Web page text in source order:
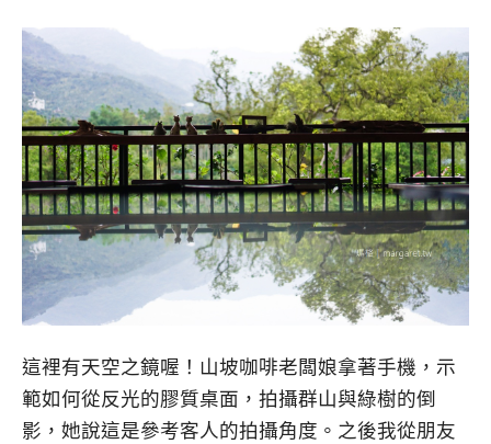
這裡有天空之鏡喔！山坡咖啡老闆娘拿著手機，示
範如何從反光的膠質桌面，拍攝群山與綠樹的倒
影，她說這是參考客人的拍攝角度。之後我從朋友